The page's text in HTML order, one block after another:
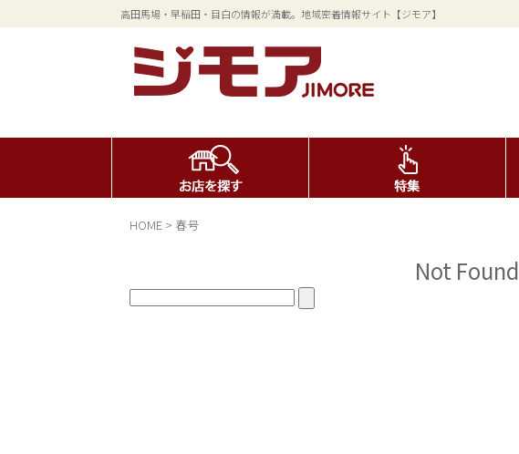
高田馬場・早稲田・目白の情報が満載。地域密着情報サイト【ジモア】
HOME > 春号
Not Found